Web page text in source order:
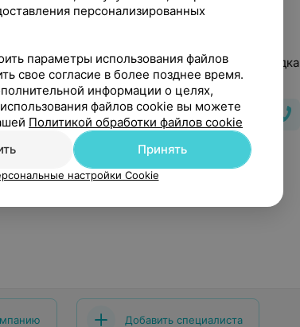
92,26 руб.
МЦ «Новамед» Чек-ап «Щитовидка
под контролем»
«Новамед»
92,26 руб.
Добавить специалиста
персонализированных
параметры использования файлов
свое согласие в более позднее время.
информации о целях,
файлов cookie вы можете
Политикой обработки файлов cookie
Принять
настройки Cookie